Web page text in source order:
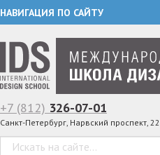
НАВИГАЦИЯ ПО САЙТУ
+7 (812) 326-07-01
Санкт-Петербург, Нарвский проспект, 22